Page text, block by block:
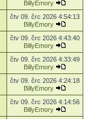
BillyEmory
čtv 09. črc 2026 4:54:13
BillyEmory
čtv 09. črc 2026 4:43:40
BillyEmory
čtv 09. črc 2026 4:33:49
BillyEmory
čtv 09. črc 2026 4:24:18
BillyEmory
čtv 09. črc 2026 4:14:56
BillyEmory